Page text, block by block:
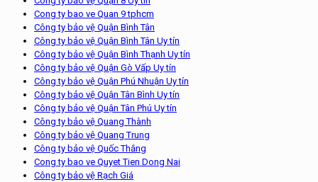
Cong ty bao ve Quan 9 tphcm
Công ty bảo vệ Quận Bình Tân
Công ty bảo vệ Quận Bình Tân Uy tín
Công ty bảo vệ Quận Bình Thạnh Uy tín
Công ty bảo vệ Quận Gò Vấp Uy tín
Công ty bảo vệ Quận Phú Nhuận Uy tín
Công ty bảo vệ Quận Tân Bình Uy tín
Công ty bảo vệ Quận Tân Phú Uy tín
Công ty bảo vệ Quang Thành
Công ty bảo vệ Quang Trung
Công ty bảo vệ Quốc Thắng
Cong ty bao ve Quyet Tien Dong Nai
Công ty bảo vệ Rạch Giá